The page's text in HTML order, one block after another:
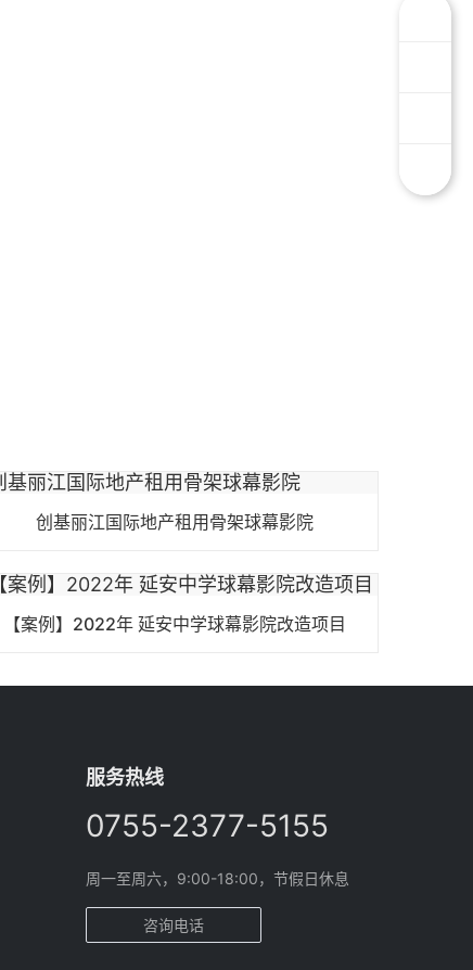
创基丽江国际地产租用骨架球幕影院
【案例】2022年 延安中学球幕影院改造项目
服务热线
0755-2377-5155
周一至周六，9:00-18:00，节假日休息
咨询电话